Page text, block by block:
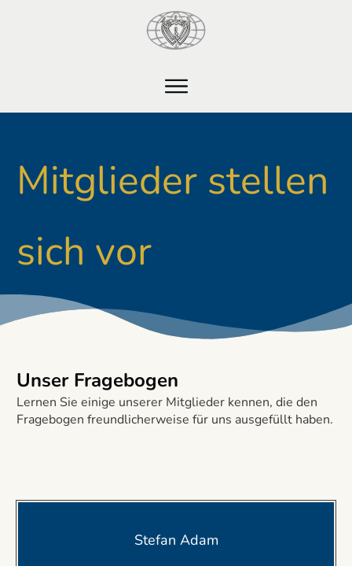
Mitglieder stellen
sich vor
Unser Fragebogen
Lernen Sie einige unserer Mitglieder kennen, die den
Fragebogen freundlicherweise für uns ausgefüllt haben.
Stefan Adam